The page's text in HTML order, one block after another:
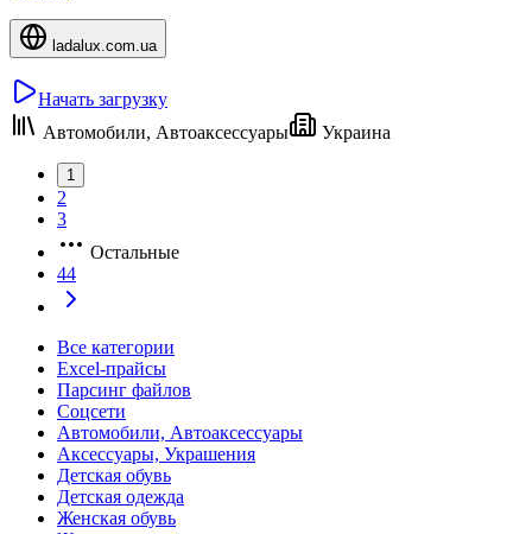
ladalux.com.ua
Начать загрузку
Автомобили, Автоаксессуары
Украина
1
2
3
Остальные
44
Все категории
Excel-прайсы
Парсинг файлов
Соцсети
Автомобили, Автоаксессуары
Аксессуары, Украшения
Детская обувь
Детская одежда
Женская обувь